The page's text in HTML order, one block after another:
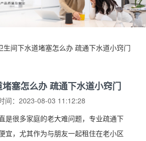
生间下水道堵塞怎么办 疏通下水道小窍门
塞怎么办 疏通下水道小窍门
间：2023-08-03 11:12:28
是很多家庭的老大难问题，专业疏通下
宜，尤其作为与朋友一起租住在老小区